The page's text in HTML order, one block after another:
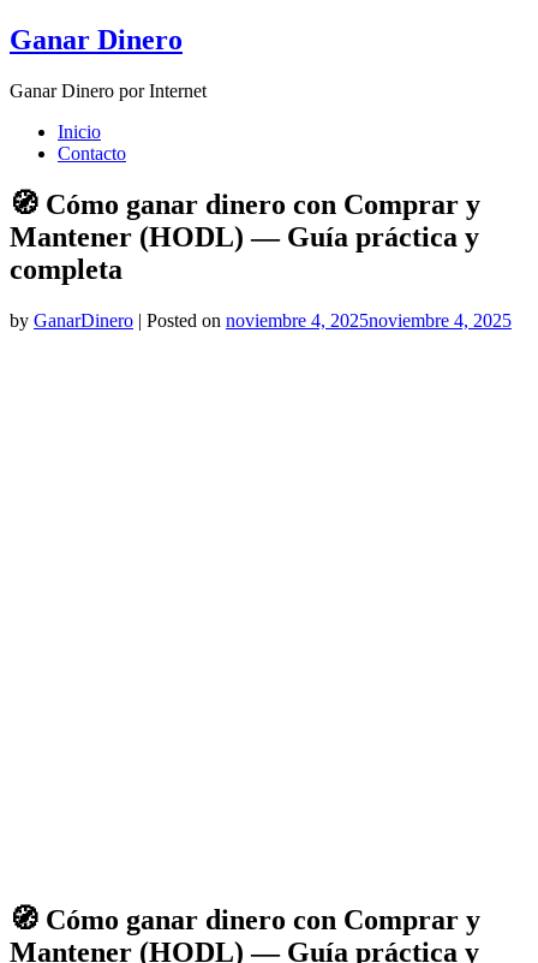
Skip
to
Ganar Dinero
Ganar Dinero por Internet
Inicio
Contacto
🧭 Cómo ganar dinero con Comprar y
Mantener (HODL) — Guía práctica y
completa
by GanarDinero | Posted on noviembre 4, 2025noviembre 4, 2025
🧭 Cómo ganar dinero con Comprar y
Mantener (HODL) — Guía práctica y